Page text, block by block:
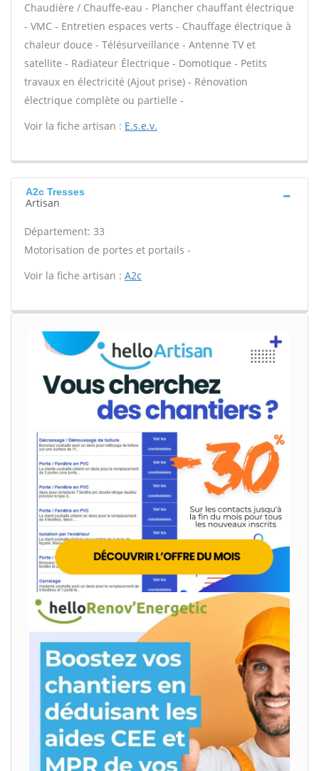
Chaudière / Chauffe-eau - Plancher chauffant électrique
- VMC - Entretien espaces verts - Chauffage électrique à
chaleur douce - Télésurveillance - Antenne TV et
satellite - Radiateur Électrique - Domotique - Petits
travaux en électricité (Ajout prise) - Rénovation
électrique complète ou partielle -
Voir la fiche artisan : E.s.e.v.
A2c Tresses
Artisan
Département: 33
Motorisation de portes et portails -
Voir la fiche artisan : A2c